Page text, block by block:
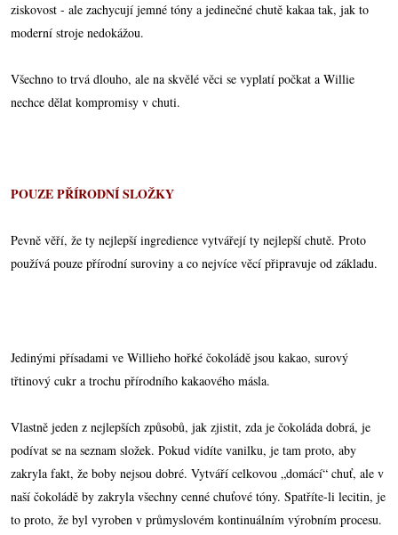
ziskovost - ale zachycují jemné tóny a jedinečné chutě kakaa tak, jak to
moderní stroje nedokážou.
Všechno to trvá dlouho, ale na skvělé věci se vyplatí počkat a Willie
nechce dělat kompromisy v chuti.
POUZE PŘÍRODNÍ SLOŽKY
Pevně věří, že ty nejlepší ingredience vytvářejí ty nejlepší chutě. Proto
používá pouze přírodní suroviny a co nejvíce věcí připravuje od základu.
Jedinými přísadami ve Willieho hořké čokoládě jsou kakao, surový
třtinový cukr a trochu přírodního kakaového másla.
Vlastně jeden z nejlepších způsobů, jak zjistit, zda je čokoláda dobrá, je
podívat se na seznam složek. Pokud vidíte vanilku, je tam proto, aby
zakryla fakt, že boby nejsou dobré. Vytváří celkovou „domácí“ chuť, ale v
naší čokoládě by zakryla všechny cenné chuťové tóny. Spatříte-li lecitin, je
to proto, že byl vyroben v průmyslovém kontinuálním výrobním procesu.